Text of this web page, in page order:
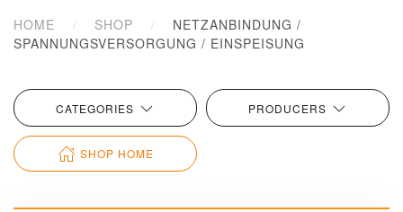
HOME SHOP
NETZANBINDUNG /
SPANNUNGSVERSORGUNG / EINSPEISUNG
CATEGORIES PRODUCERS
SHOP HOME